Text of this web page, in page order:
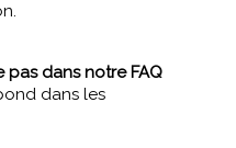
dans notre FAQ
dans les